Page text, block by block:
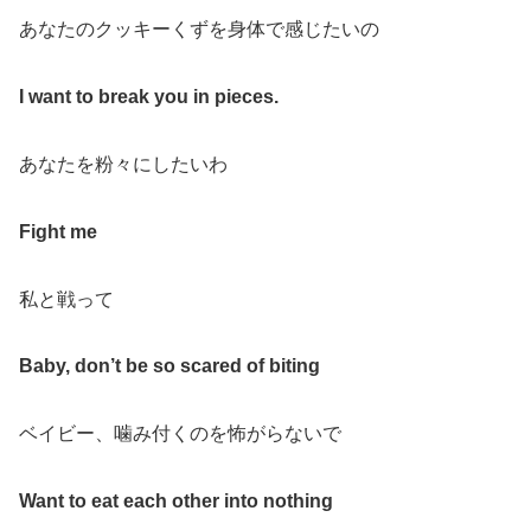
あなたのクッキーくずを身体で感じたいの
I want to break you in pieces.
あなたを粉々にしたいわ
Fight me
私と戦って
Baby, don’t be so scared of biting
ベイビー、噛み付くのを怖がらないで
Want to eat each other into nothing